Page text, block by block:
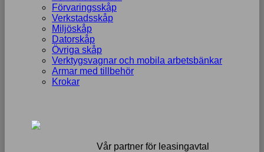
Förvaringsskåp
Verkstadsskåp
Miljöskåp
Datorskåp
Övriga skåp
Verktygsvagnar och mobila arbetsbänkar
Armar med tillbehör
Krokar
Vår partner för leasingavtal